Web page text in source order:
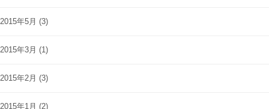
2015年5月 (3)
2015年3月 (1)
2015年2月 (3)
2015年1月 (2)